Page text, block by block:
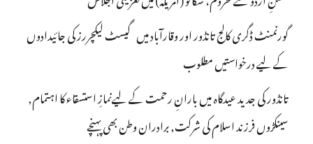
گورنمنٹ ڈگری کالج تانڈور اور وقارآباد میں گیسٹ لیکچررز کی جائیدادوں
کے لیے درخواستیں مطلوب
تانڈور کی جدید عیدگاہ میں بارانِ رحمت کے لیےنمازِ استسقاء کا اہتمام,
سینکڑوں فرزند اسلام کی شرکت, برادران وطن بھی پہنچے